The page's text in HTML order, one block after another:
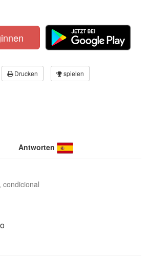
Drucken spielen
Antworten
condicional